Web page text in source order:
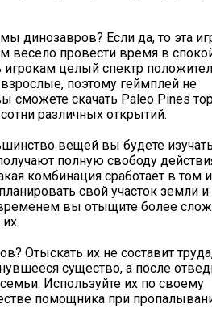
динозавров? Если да, то эта
весело провести время в
игрокам целый спектр
поэтому геймплей не
сможете скачать Paleo Pines
различных открытий.
вещей вы будете изучать
полную свободу
комбинация сработает в том
свой участок земли и
вы отыщите более
Отыскать их не составит
существо, а после
Используйте их по своему
помощника при